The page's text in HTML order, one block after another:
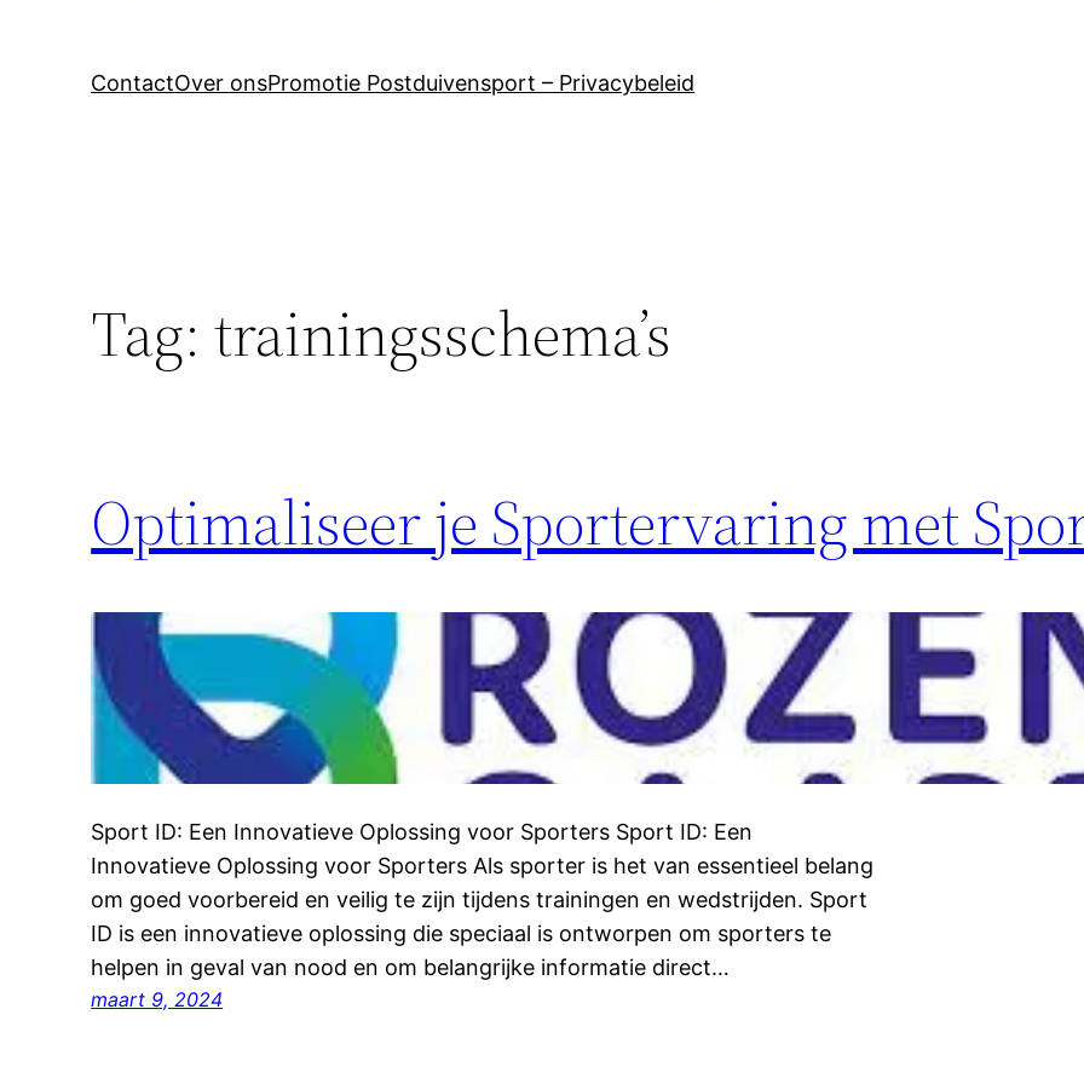
ContactOver onsPromotie Postduivensport – Privacybeleid
Tag:trainingsschema’s
Optimaliseer je Sportervaring met
Sport ID: Een Innovatieve Oplossing voor Sporters Sport ID: Een
Innovatieve Oplossing voor Sporters Als sporter is het van essentieel belang
om goed voorbereid en veilig te zijn tijdens trainingen en wedstrijden. Sport
ID is een innovatieve oplossing die speciaal is ontworpen om sporters te
helpen in geval van nood en om belangrijke informatie direct…
maart 9, 2024